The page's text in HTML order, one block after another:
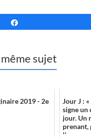
sujet
2019 - 2e
Jour J :
signe un
jour. Un
prenant,
l’am...